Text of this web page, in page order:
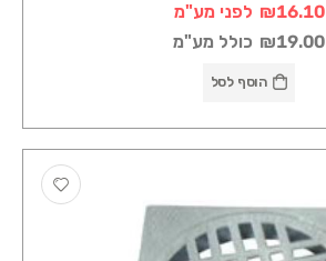
₪16.10 לפני מע"מ
₪19.00 כולל מע"מ
הוסף לסל